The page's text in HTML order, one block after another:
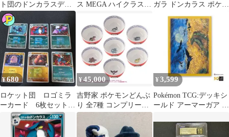
ト団のドンカラスデッ
キ ポケカ構築済デッキ
ス MEGA ハイクラスパ
ック MEGAドリームex
10…
ガラ ドンカラス ポケモ
ン ソフビ 指人形
¥680
ロケット団 ロゴミラ
ーカード 6枚セット
ドンカラスなど
¥45,000
吉野家 ポケモンどんぶ
り 全7種 コンプリート
セット
¥ 3,599
Pokémon TCG:デッキシ
ールド アーマーガア カ